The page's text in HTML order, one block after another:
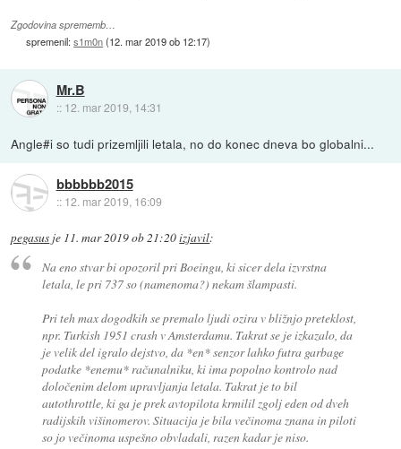
Zgodovina sprememb…
spremenil:s1m0n(12. mar 2019 ob 12:17)
Mr.B
:: 12. mar 2019, 14:31
Angle#i so tudi prizemljili letala, no do konec dneva bo globalni...
bbbbbb2015
:: 12. mar 2019, 16:09
pegasus je 11. mar 2019 ob 21:20izjavil:
Na eno stvar bi opozoril pri Boeingu, ki sicer dela izvrstna
letala, le pri 737 so (namenoma?) nekam šlampasti.
Pri teh max dogodkih se premalo ljudi ozira v bližnjo preteklost,
npr. Turkish 1951 crash v Amsterdamu. Takrat se je izkazalo, da
je velik del igralo dejstvo, da *en* senzor lahko futra garbage
podatke *enemu* računalniku, ki ima popolno kontrolo nad
določenim delom upravljanja letala. Takrat je to bil
autothrottle, ki ga je prek avtopilota krmilil zgolj eden od dveh
radijskih višinomerov. Situacija je bila večinoma znana in piloti
so jo večinoma uspešno obvladali, razen kadar je niso.